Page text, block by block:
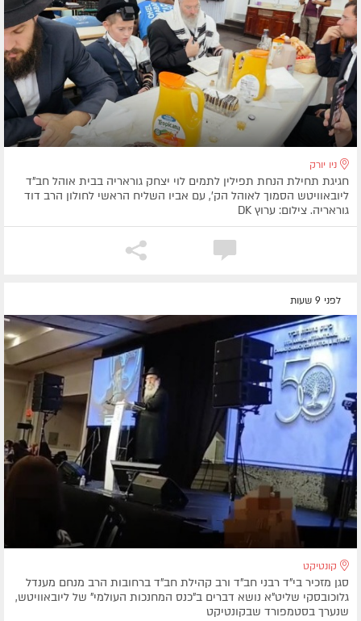
ניו יורק
חגיגת תחילת הנחת תפילין לתמים לוי יצחק גוראריה בבית אוהל חב"ד
ליובאוויטש הסמוך לאוהל הק', עם אביו השליח הראשי לחולון הרב דוד
גוראריה. צילום: ערוץ DK
לפני 9 שעות
קונטיקט
סגן מזכיר בי"ד רבני חב"ד ורב קהילת חב"ד ברחובות הרב מנחם מענדל
גלוכובסקי שליט"א נושא דברים ב"כנס המחנכות העולמי" של ליובאוויטש,
שנערך בסטמפורד שבקונטיקט